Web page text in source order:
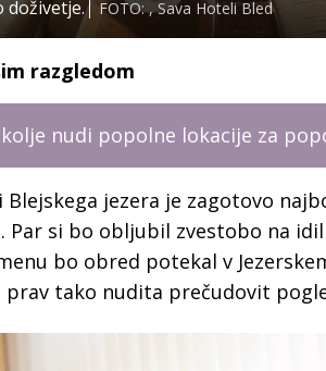
doživetje.
FOTO: , Sava Hoteli Bled
razgledom
nudi popolne lokacije za
jezera je zagotovo
Par si bo obljubil zvestobo na
bo obred potekal v
tako nudita prečudovit